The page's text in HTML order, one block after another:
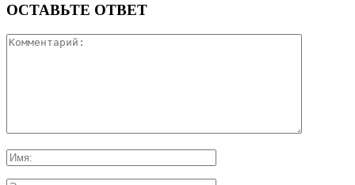
ОСТАВЬТЕ ОТВЕТ